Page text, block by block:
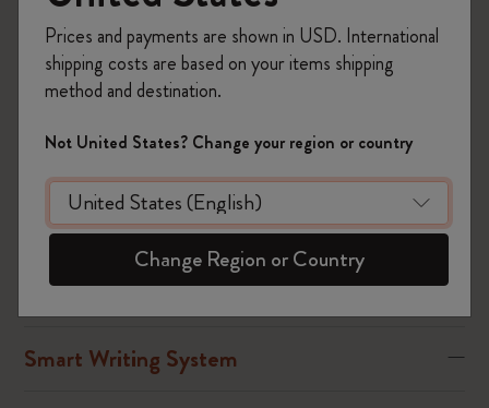
Si vous avez des questions concernant votre achat, le processus
de retour ou des défauts, veuillez nous contacter via :
https://www.moleskine.com/contact-us
Pour toute question technique non résolue après la lecture de
notesapp@moleskine.com.
Was this answer helpful?
Non
Smart Writing System
Prices and payments are shown in USD. International
shipping costs are based on your items shipping
method and destination.
Not United States? Change your region or country
Change Region or Country